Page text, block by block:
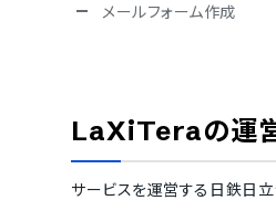
メールフォーム作成
LaXiTeraの運
サービスを運営する 日鉄日立